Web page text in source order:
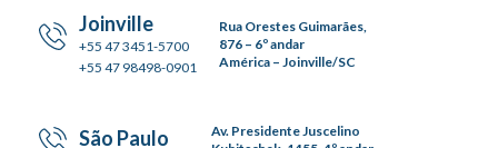
Joinville
+55 47 3451-5700
+55 47 98498-0901
Rua Orestes Guimarães,
876 – 6º andar
América – Joinville/SC
São Paulo
Av. Presidente Juscelino